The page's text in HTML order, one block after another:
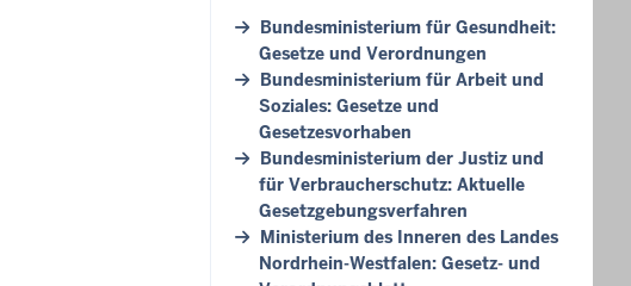
Bundesministerium für Gesundheit:
Gesetze und Verordnungen
Bundesministerium für Arbeit und
Soziales: Gesetze und
Gesetzesvorhaben
Bundesministerium der Justiz und
für Verbraucherschutz: Aktuelle
Gesetzgebungsverfahren
Ministerium des Inneren des Landes
Nordrhein-Westfalen: Gesetz- und